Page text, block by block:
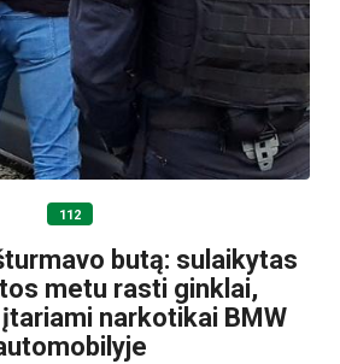
112
butą: sulaikytas
metu rasti ginklai,
narkotikai BMW